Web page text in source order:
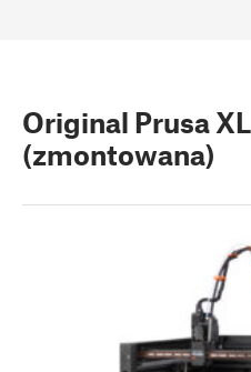
Original Prusa
(zmontowana)